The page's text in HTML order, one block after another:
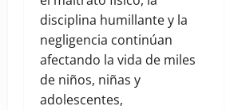
disciplina humillante y la
negligencia continúan
afectando la vida de miles
de niños, niñas y
adolescentes,